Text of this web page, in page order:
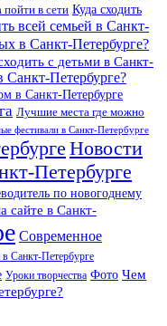
пойти в сети Куда сходить
всей семьей в Санкт-
в Санкт-Петербурге?
с детьми в Санкт-
Санкт-Петербурге?
в Санкт-Петербурге
Лучшие места где можно
фестивали в Санкт-Петербурге
Новости
Петербурге
по новогоднему
сайте в Санкт-
Современное
в Санкт-Петербурге
Уроки творчества Фото Чем